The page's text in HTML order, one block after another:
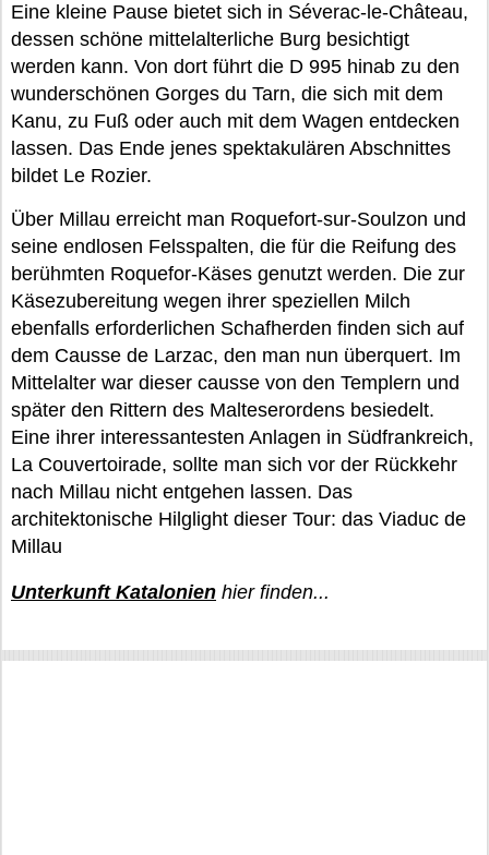
Eine kleine Pause bietet sich in Séverac-le-Château,
dessen schöne mittelalterliche Burg besichtigt
werden kann. Von dort führt die D 995 hinab zu den
wunderschönen Gorges du Tarn, die sich mit dem
Kanu, zu Fuß oder auch mit dem Wagen entdecken
lassen. Das Ende jenes spektakulären Abschnittes
bildet Le Rozier.
Über Millau erreicht man Roquefort-sur-Soulzon und
seine endlosen Felsspalten, die für die Reifung des
berühmten Roquefor-Käses genutzt werden. Die zur
Käsezubereitung wegen ihrer speziellen Milch
ebenfalls erforderlichen Schafherden finden sich auf
dem Causse de Larzac, den man nun überquert. Im
Mittelalter war dieser causse von den Templern und
später den Rittern des Malteserordens besiedelt.
Eine ihrer interessantesten Anlagen in Südfrankreich,
La Couvertoirade, sollte man sich vor der Rückkehr
nach Millau nicht entgehen lassen. Das
architektonische Hilglight dieser Tour: das Viaduc de
Millau
Unterkunft Katalonien hier finden...